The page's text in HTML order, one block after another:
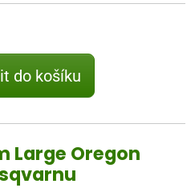
do košíku
Large Oregon